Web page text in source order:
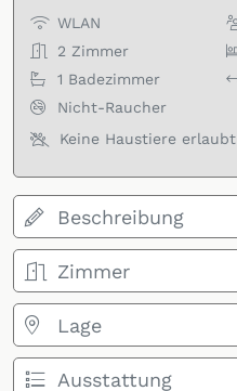
WLAN
2 Zimmer
1 Badezimmer
Nicht-Raucher
Keine Haustiere erlaubt
Beschreibung
Zimmer
Lage
Ausstattung